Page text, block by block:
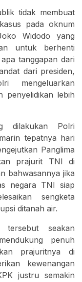
tidak membuat
pada oknum
Widodo yang
untuk berhenti
tanggapan dari
dari presiden,
mengeluarkan
penyelidikan lebih
dilakukan Polri
tepatnya hari
Panglima
prajurit TNI di
bahwasannya jika
negara TNI siap
sengketa
ditanah air.
tersebut seakan
penuh
prajuritnya di
kewenangan
justru semakin